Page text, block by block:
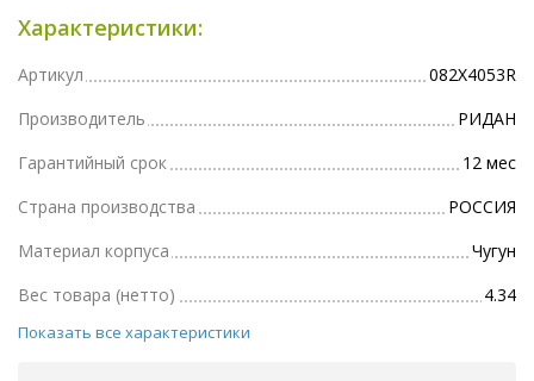
Характеристики:
Артикул
082X4053R
Производитель
РИДАН
Гарантийный срок
12 мес
Страна производства
РОССИЯ
Материал корпуса
Чугун
Вес товара (нетто)
4.34
Показать все характеристики